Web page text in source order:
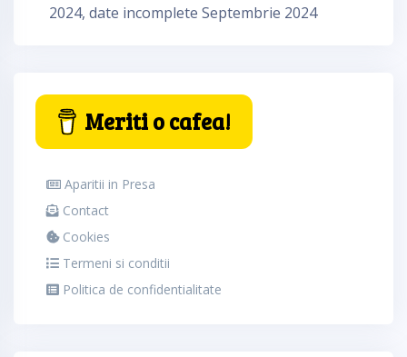
2024, date incomplete Septembrie 2024
Meriti o cafea!
Aparitii in Presa
Contact
Cookies
Termeni si conditii
Politica de confidentialitate